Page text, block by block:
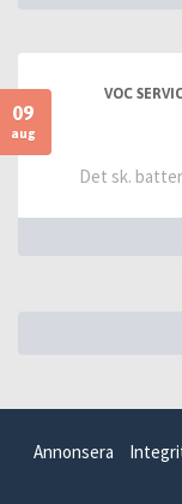
09
aug
VOC
Det sk.
Annonsera